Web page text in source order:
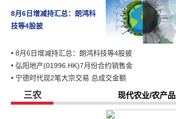
8月6日增减持汇总：朗鸿科
技等4股披
• 8月6日增减持汇总：朗鸿科技等4股披
• 弘阳地产(01996.HK)7月份合约销售金
• 宁德时代现2笔大宗交易 总成交金额
三农 现代农业/农产品